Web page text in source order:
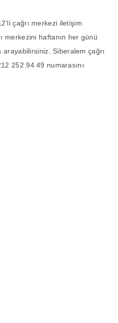
çağrı merkezi iletişim
merkezini haftanın her günü
Siberalem çağrı
252 94 49 numarasını